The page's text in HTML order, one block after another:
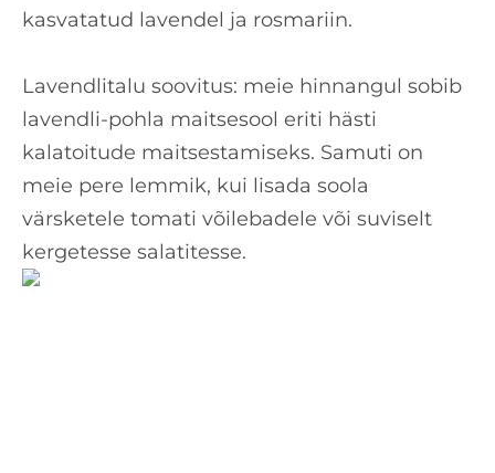
kasvatatud lavendel ja rosmariin.
Lavendlitalu soovitus: meie hinnangul sobib
lavendli-pohla maitsesool eriti hästi
kalatoitude maitsestamiseks. Samuti on
meie pere lemmik, kui lisada soola
värsketele tomati võilebadele või suviselt
kergetesse salatitesse.